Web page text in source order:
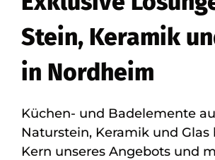
Stein, Keramik
in Nordheim
Küchen- und Badelemente
Naturstein, Keramik und Glas
Kern unseres Angebots und